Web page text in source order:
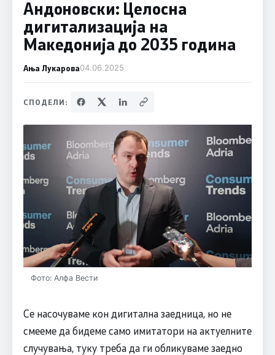
Андоновски: Целосна
дигитализација на
Македонија до 2035 година
Ања Лукарова04.06.2025
СПОДЕЛИ:
Фото: Алфа Вести
Се насочуваме кон дигитална заедница, но не
смееме да бидеме само имитатори на актуелните
случувања, туку треба да ги обликуваме заедно